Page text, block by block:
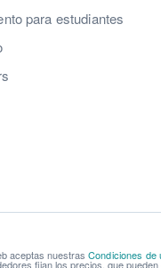
para estudiantes
aceptas nuestras Condiciones de
fijan los precios, que pueden